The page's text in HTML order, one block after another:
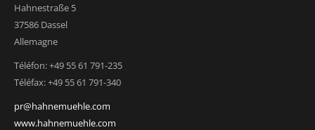
Hahnestraße 5
37586 Dassel
Allemagne
Téléfon: +49 55 61 791-235
Téléfax: +49 55 61 791-340
pr@hahnemuehle.com
www.hahnemuehle.com